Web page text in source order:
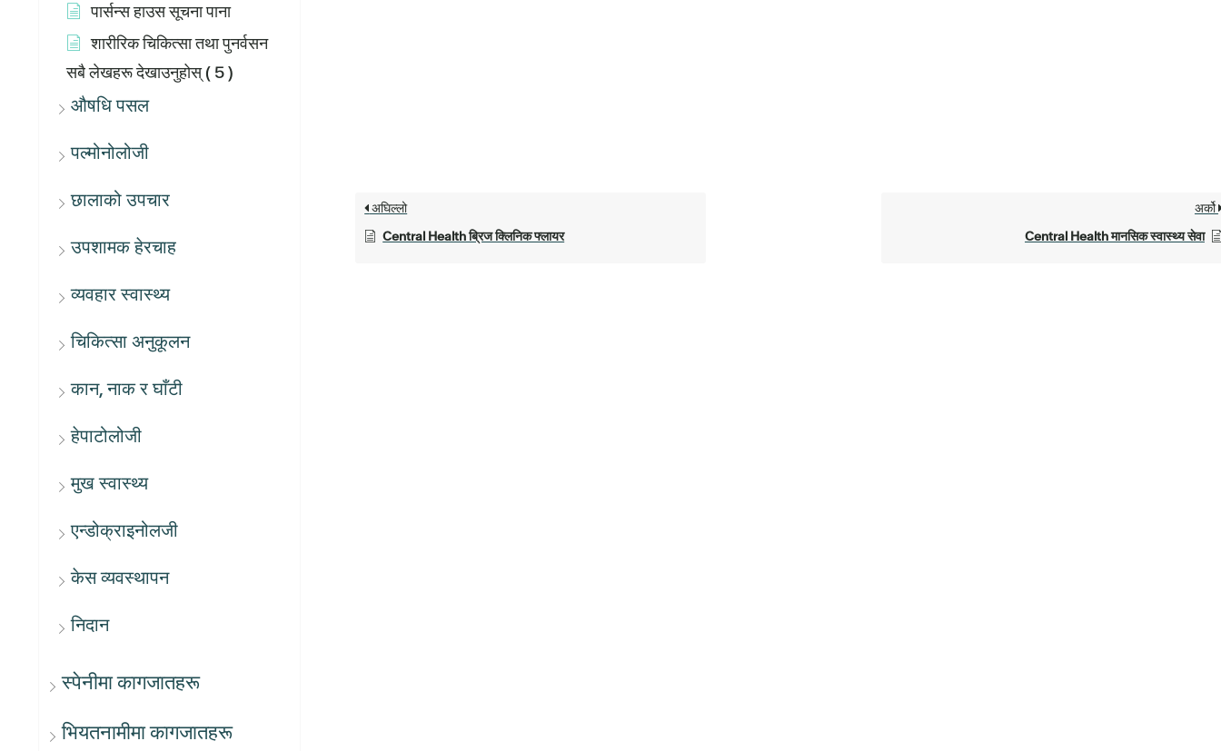
पार्सन्स हाउस सूचना पाना
शारीरिक चिकित्सा तथा पुनर्वसन
सबै लेखहरू देखाउनुहोस्( 5 )
औषधि पसल
पल्मोनोलोजी
छालाको उपचार
उपशामक हेरचाह
व्यवहार स्वास्थ्य
चिकित्सा अनुकूलन
कान, नाक र घाँटी
हेपाटोलोजी
मुख स्वास्थ्य
एन्डोक्राइनोलजी
केस व्यवस्थापन
निदान
स्पेनीमा कागजातहरू
भियतनामीमा कागजातहरू
अघिल्लो
Central Health ब्रिज क्लिनिक फ्लायर
अर्को
Central Health मानसिक स्वास्थ्य सेवा